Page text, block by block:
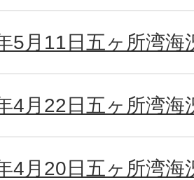
5月11日五ヶ所湾海
4月22日五ヶ所湾海
4月20日五ヶ所湾海